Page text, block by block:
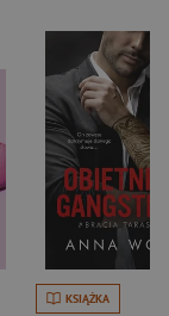
KSIĄŻKA